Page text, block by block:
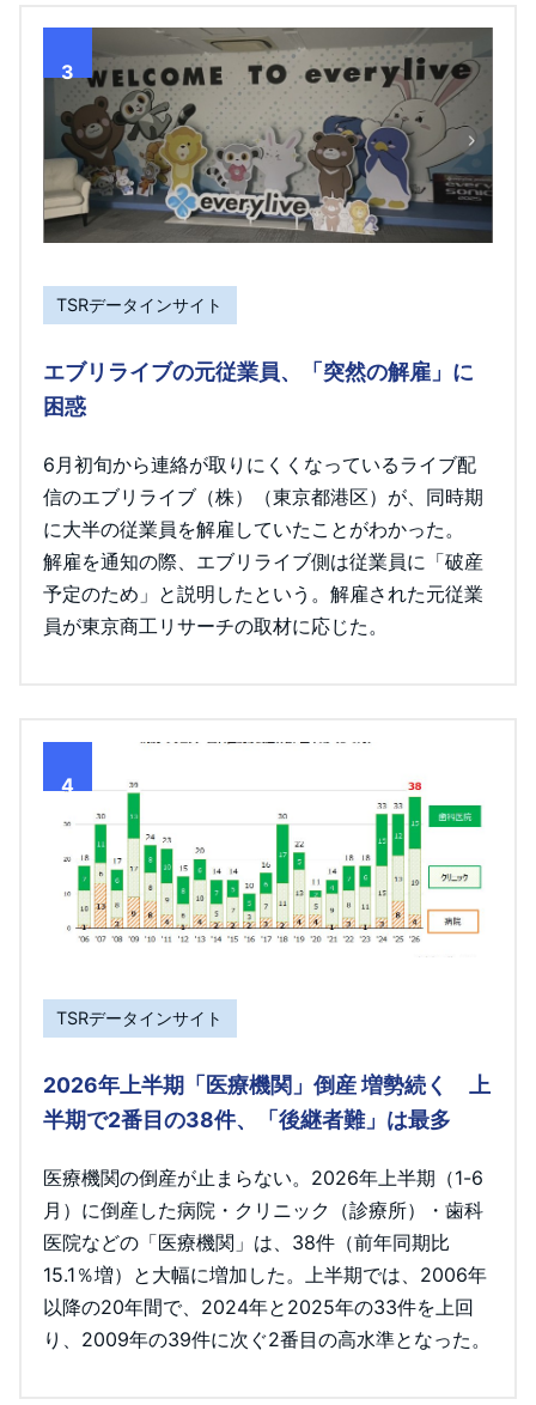
3
TSRデータインサイト
エブリライブの元従業員、「突然の解雇」に
困惑
6月初旬から連絡が取りにくくなっているライブ配
信のエブリライブ（株）（東京都港区）が、同時期
に大半の従業員を解雇していたことがわかった。
解雇を通知の際、エブリライブ側は従業員に「破産
予定のため」と説明したという。解雇された元従業
員が東京商工リサーチの取材に応じた。
4
TSRデータインサイト
2026年上半期「医療機関」倒産 増勢続く 上
半期で2番目の38件、「後継者難」は最多
医療機関の倒産が止まらない。2026年上半期（1-6
月）に倒産した病院・クリニック（診療所）・歯科
医院などの「医療機関」は、38件（前年同期比
15.1％増）と大幅に増加した。上半期では、2006年
以降の20年間で、2024年と2025年の33件を上回
り、2009年の39件に次ぐ2番目の高水準となった。